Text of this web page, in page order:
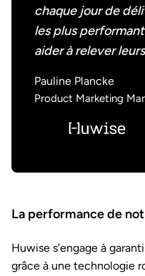
chaque jour de
les plus
aider à relever
Pauline Plancke
Product Marketing
La performance de
Huwise s’engage à
grâce à une technologie